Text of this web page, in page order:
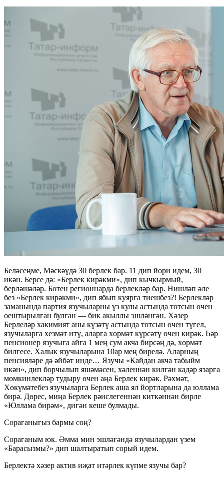
Беләсеңме, Мәскәүдә 30 берлек бар. 11 дип йөри идем, 30
икән. Берсе дә: «Берлек кирәкми», дип кычкырмый,
берләшәләр. Бөтен регионнарда берлекләр бар. Нишләп әле
без «Берлек кирәкми», дип ябып куярга тиешбез?! Берлекләр
заманында партия язучыларны үз кулы астында тотсын өчен
оештырылган булган — бик акыллы эшләнгән. Хәзер
Берлеләр хакимият аны күзәтү астында тотсын өчен түгел,
язучыларга хезмәт итү, аларга хөрмәт күрсәтү өчен кирәк. Һәр
пенсионер язучыга айга 1 мең сум акча бирсәң дә, хөрмәт
билгесе. Халык язучыларына 10ар мең бирелә. Аларның
пенсияләре дә әйбәт инде… Язучы «Кайдан акча табыйм
икән», дип борчылып яшәмәсен, хәленнән килгән кадәр язарга
мөмкинлекләр тудыру өчен аңа Берлек кирәк. Рәхмәт,
Хөкүмәтебез язучыларга Берлек аша ял йортларына да юллама
бирә. Дөрес, миңа Берлек рәислегеннән киткәннән бирле
«Юллама бирәм», дигән кеше булмады.
Сораганыгыз бармы соң?
Сораганым юк. Әмма мин эшләгәндә язучылардан үзем
«Барасызмы?» дип шалтыратып сорый идем.
Берлектә хәзер актив иҗат итәрлек күпме язучы бар?